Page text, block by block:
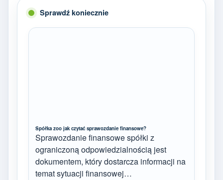
Sprawdź koniecznie
Spółka zoo jak czytać sprawozdanie finansowe?
Sprawozdanie finansowe spółki z
ograniczoną odpowiedzialnością jest
dokumentem, który dostarcza informacji na
temat sytuacji finansowej…